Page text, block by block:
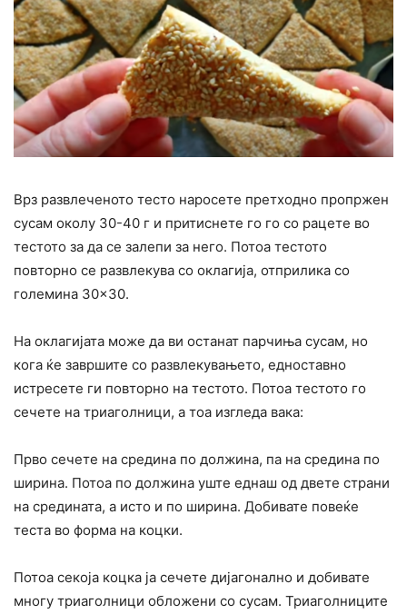
Врз развлеченото тесто наросете претходно пропржен
сусам околу 30-40 г и притиснете го го со рацете во
тестото за да се залепи за него. Потоа тестото
повторно се развлекува со оклагија, отприлика со
големина 30×30.
На оклагијата може да ви останат парчиња сусам, но
кога ќе завршите со развлекувањето, едноставно
истресете ги повторно на тестото. Потоа тестото го
сечете на триаголници, а тоа изгледа вака:
Прво сечете на средина по должина, па на средина по
ширина. Потоа по должина уште еднаш од двете страни
на средината, а исто и по ширина. Добивате повеќе
теста во форма на коцки.
Потоа секоја коцка ја сечете дијагонално и добивате
многу триаголници обложени со сусам. Триаголниците